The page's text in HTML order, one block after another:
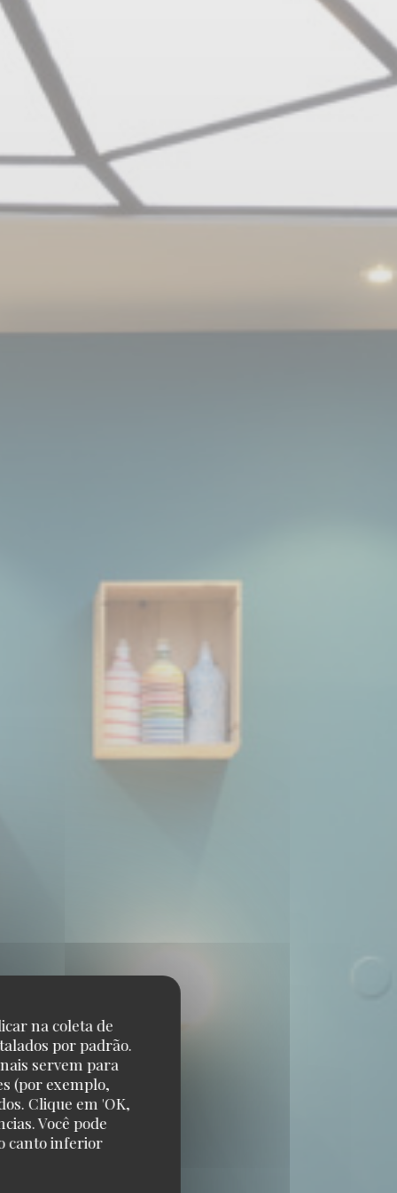
na coleta de
por padrão.
servem para
(por exemplo,
Clique em 'OK,
Você pode
canto inferior